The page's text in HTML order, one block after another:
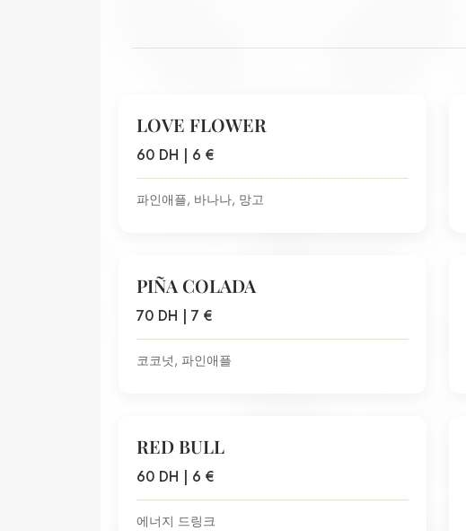
LOVE FLOWER
60 DH | 6 €
파인애플, 바나나, 망고
PIÑA COLADA
70 DH | 7 €
코코넛, 파인애플
RED BULL
60 DH | 6 €
에너지 드링크